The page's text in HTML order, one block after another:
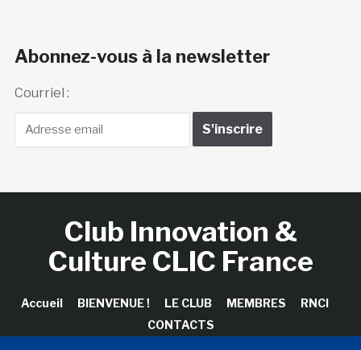
Abonnez-vous à la newsletter
Courriel :
Club Innovation &
Culture CLIC France
Accueil BIENVENUE ! LE CLUB MEMBRES
RNCI
CONTACTS